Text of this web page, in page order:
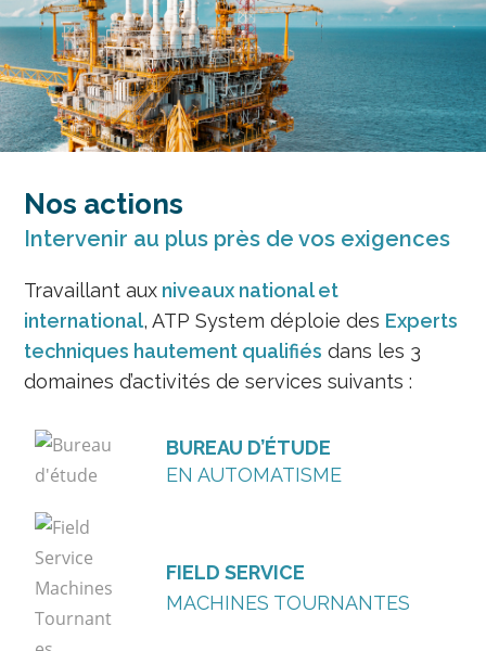
Nos actions
Intervenir au plus près de vos exigences
Travaillant aux niveaux national et
international, ATP System déploie des Experts
techniques hautement qualifiés dans les 3
domaines d’activités de services suivants :
BUREAU D’ÉTUDE
EN AUTOMATISME
FIELD SERVICE
MACHINES TOURNANTES